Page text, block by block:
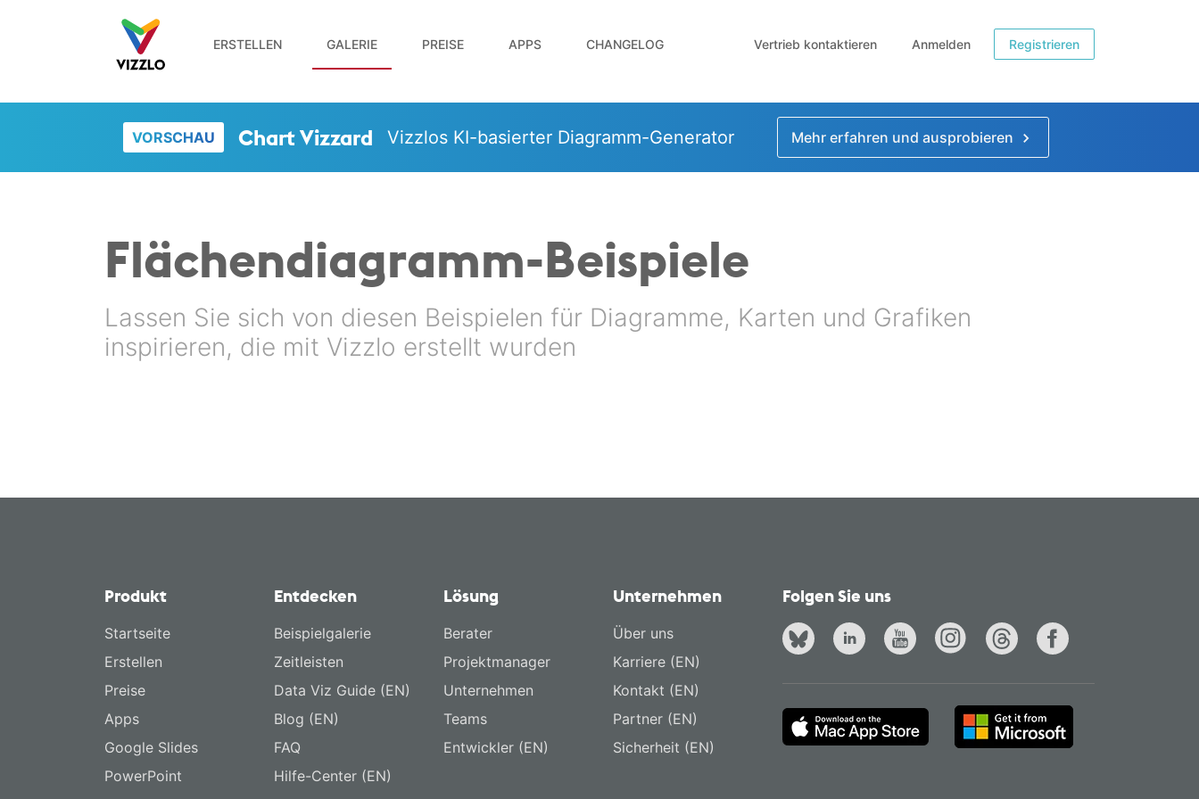
ERSTELLEN GALERIE PREISE APPS CHANGELOG Vertrieb kontaktieren Anmelden Registrieren
VORSCHAU Chart Vizzard Vizzlos KI-basierter Diagramm-Generator Mehr erfahren und ausprobieren
Flächen­diagramm-Beispiele
Lassen Sie sich von diesen Beispielen für Diagramme, Karten und Grafiken
inspirieren, die mit Vizzlo erstellt wurden
Produkt
Startseite
Erstellen
Preise
Apps
Google Slides
PowerPoint
Entdecken
Beispielgalerie
Zeitleisten
Data Viz Guide (EN)
Blog (EN)
FAQ
Hilfe-Center (EN)
Lösung
Berater
Projektmanager
Unternehmen
Teams
Entwickler (EN)
Unternehmen
Über uns
Karriere (EN)
Kontakt (EN)
Partner (EN)
Sicherheit (EN)
Folgen Sie uns